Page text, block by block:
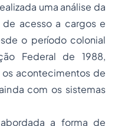
uma análise da
acesso a cargos e
o período colonial
Federal de 1988,
acontecimentos de
com os sistemas
a forma de